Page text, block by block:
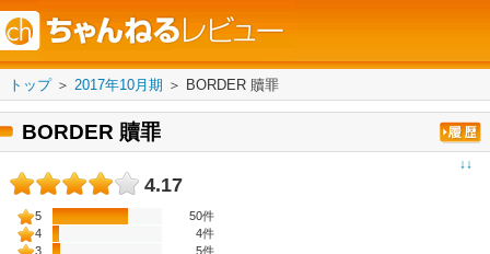
トップ＞ 2017年10月期 ＞ BORDER 贖罪
BORDER 贖罪
↓↓
4.17
5
50件
4
4件
3
5件